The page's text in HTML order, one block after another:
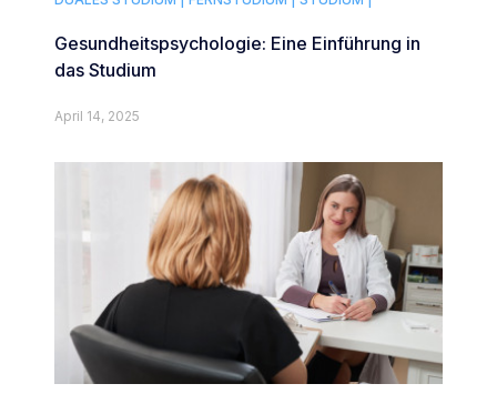
Gesundheitspsychologie: Eine Einführung in
das Studium
April 14, 2025